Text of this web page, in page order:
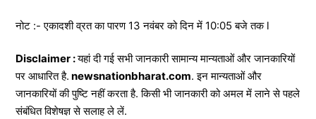
नोट :- एकादशी व्रत का पारण 13 नवंबर को दिन में 10:05 बजे तक l
Disclaimer :यहां दी गई सभी जानकारी सामान्य मान्यताओं और जानकारियों
पर आधारित है. newsnationbharat.com. इन मान्यताओं और
जानकारियों की पुष्टि नहीं करता है. किसी भी जानकारी को अमल में लाने से पहले
संबंधित विशेषज्ञ से सलाह ले लें.